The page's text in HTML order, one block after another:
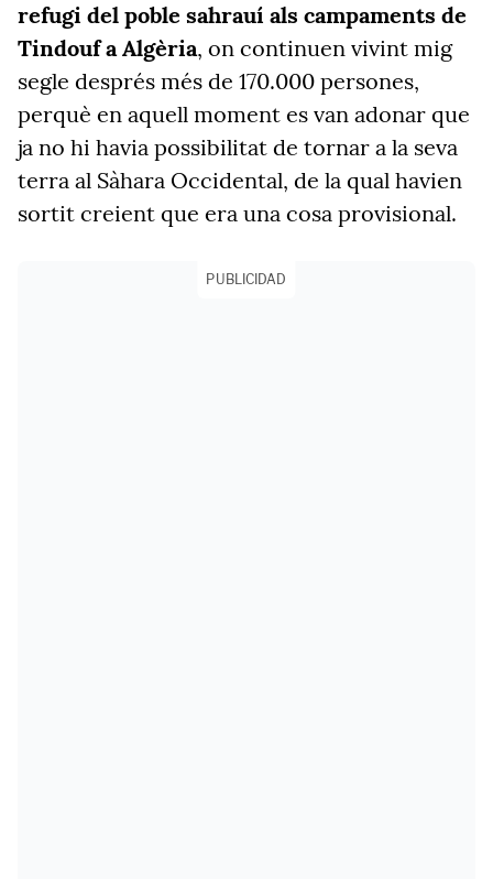
refugi del poble sahrauí als campaments de
Tindouf a Algèria, on continuen vivint mig
segle després més de 170.000 persones,
perquè en aquell moment es van adonar que
ja no hi havia possibilitat de tornar a la seva
terra al Sàhara Occidental, de la qual havien
sortit creient que era una cosa provisional.
PUBLICIDAD